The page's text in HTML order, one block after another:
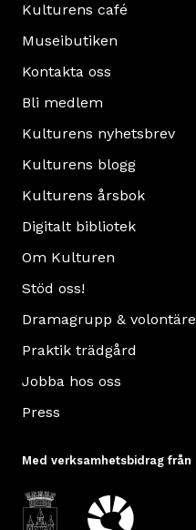
Kulturens café
Museibutiken
Kontakta oss
Bli medlem
Kulturens nyhetsbrev
Kulturens blogg
Kulturens årsbok
Digitalt bibliotek
Om Kulturen
Stöd oss!
Dramagrupp &
Praktik trädgård
Jobba hos oss
Press
Med verksamhetsbidrag från